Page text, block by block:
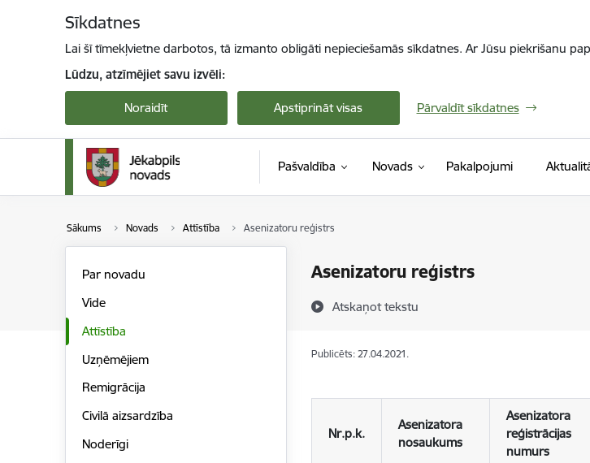
Sīkdatnes
Lai šī tīmekļvietne darbotos, tā izmanto obligāti nepieciešamās sīkdatnes. Ar Jūsu piekrišanu
Lūdzu, atzīmējiet savu izvēli:
Noraidīt Apstiprināt visas Pārvaldīt sīkdatnes
Pašvaldība Novads Pakalpojumi
Sākums Novads Attīstība Asenizatoru reģistrs
Asenizatoru reģistrs
Atskaņot tekstu
Par novadu
Vide
Attīstība
Uzņēmējiem
Remigrācija
Civilā aizsardzība
Noderīgi
Publicēts: 27.04.2021.
Nr.p.k.
Asenizatora
nosaukums
Asenizatora
reģistrācijas
numurs